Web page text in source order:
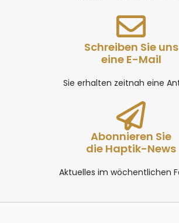
Schreiben Sie uns
eine E-Mail
Sie erhalten zeitnah eine
Abonnieren Sie
die Haptik-News
Aktuelles im wöchentlichen